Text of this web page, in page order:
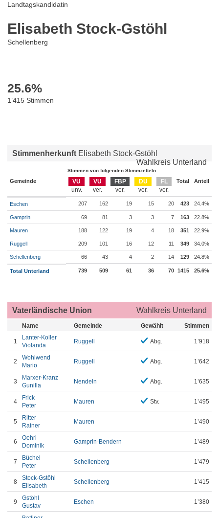
Landtagskandidatin
Elisabeth Stock-Gstöhl
Schellenberg
25.6%
1’415 Stimmen
Stimmenherkunft Elisabeth Stock-Gstöhl
Wahlkreis Unterland
Stimmen von folgenden Stimmzetteln
Gemeinde VU VU FBP DU FL Total Anteil
Eschen 207 162 19 15 20 423 24.4%
Gamprin 69 81 3 3 7 163 22.8%
Mauren 188 122 19 4 18 351 22.9%
Ruggell 209 101 16 12 11 349 34.0%
Schellenberg 66 43 4 2 14 129 24.8%
Total Unterland 739 509 61 36 70 1415 25.6%
Vaterländische Union Wahlkreis Unterland
Name Gemeinde Gewählt Stimmen
1
Lanter-Koller
Violanda
Ruggell Abg. 1’918
2
Wohlwend
Mario
Ruggell Abg. 1’642
3
Marxer-Kranz
Gunilla
Nendeln Abg. 1’635
4
Frick
Peter
Mauren Stv. 1’495
5
Ritter
Rainer
Mauren 1’490
6
Oehri
Dominik
Gamprin-Bendern 1’489
7
Büchel
Peter
Schellenberg 1’479
8
Stock-Gstöhl
Elisabeth
Schellenberg 1’415
9
Gstöhl
Gustav
Eschen 1’380